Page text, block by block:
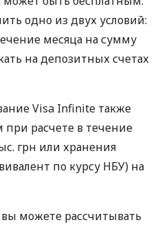
одно из двух условий:
месяца на сумму
на депозитных счетах
Visa Infinite также
расчете в течение
грн или хранения
по курсу НБУ) на
можете рассчитывать